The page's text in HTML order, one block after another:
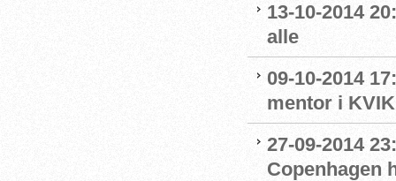
13-10-2014
alle
09-10-2014
mentor i
27-09-2014
Copenhagen